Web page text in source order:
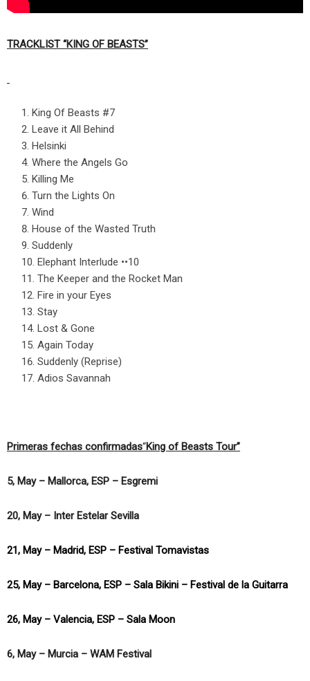
TRACKLIST “KING OF BEASTS”
King Of Beasts #7
Leave it All Behind
Helsinki
Where the Angels Go
Killing Me
Turn the Lights On
Wind
House of the Wasted Truth
Suddenly
Elephant Interlude ••10
The Keeper and the Rocket Man
Fire in your Eyes
Stay
Lost & Gone
Again Today
Suddenly (Reprise)
Adios Savannah
Primeras fechas confirmadas“King of Beasts Tour”
5, May – Mallorca, ESP – Esgremi
20, May – Inter Estelar Sevilla
21, May – Madrid, ESP – Festival Tomavistas
25, May – Barcelona, ESP – Sala Bikini – Festival de la Guitarra
26, May – Valencia, ESP – Sala Moon
6, May – Murcia – WAM Festival